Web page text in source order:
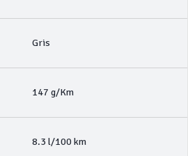
Gris
147 g/Km
8.3 l/100 km